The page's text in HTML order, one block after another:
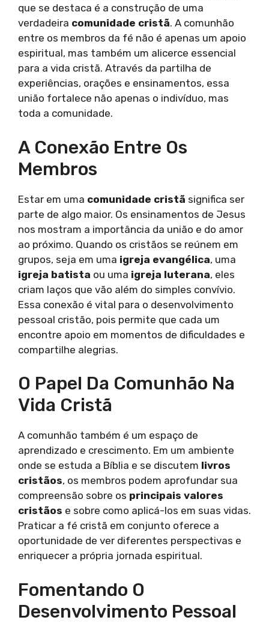
que se destaca é a construção de uma
verdadeira comunidade cristã. A comunhão
entre os membros da fé não é apenas um apoio
espiritual, mas também um alicerce essencial
para a vida cristã. Através da partilha de
experiências, orações e ensinamentos, essa
união fortalece não apenas o indivíduo, mas
toda a comunidade.
A Conexão Entre Os
Membros
Estar em uma comunidade cristã significa ser
parte de algo maior. Os ensinamentos de Jesus
nos mostram a importância da união e do amor
ao próximo. Quando os cristãos se reúnem em
grupos, seja em uma igreja evangélica, uma
igreja batista ou uma igreja luterana, eles
criam laços que vão além do simples convívio.
Essa conexão é vital para o desenvolvimento
pessoal cristão, pois permite que cada um
encontre apoio em momentos de dificuldades e
compartilhe alegrias.
O Papel Da Comunhão Na
Vida Cristã
A comunhão também é um espaço de
aprendizado e crescimento. Em um ambiente
onde se estuda a Bíblia e se discutem livros
cristãos, os membros podem aprofundar sua
compreensão sobre os principais valores
cristãos e sobre como aplicá-los em suas vidas.
Praticar a fé cristã em conjunto oferece a
oportunidade de ver diferentes perspectivas e
enriquecer a própria jornada espiritual.
Fomentando O
Desenvolvimento Pessoal